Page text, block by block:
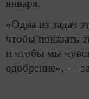
января.
«Одна из задач
чтобы показать
и чтобы мы
одобрение», —